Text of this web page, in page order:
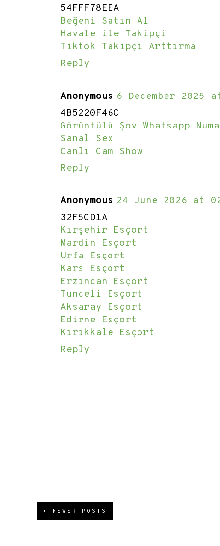
54FFF78EEA
Beğeni Satın Al
Havale ile Takipçi
Tiktok Takipçi Arttırma
Reply
Anonymous 6 December 2025
4B5220F46C
Görüntülü Şov Whatsapp
Sanal Sex
Canlı Cam Show
Reply
Anonymous 24 June 2026 at
32F5CD1A
Kırşehir Esçort
Mardin Esçort
Urfa Esçort
Kars Esçort
Erzincan Esçort
Tunceli Esçort
Aksaray Esçort
Edirne Esçort
Kırıkkale Esçort
Reply
+ NEWER POSTS